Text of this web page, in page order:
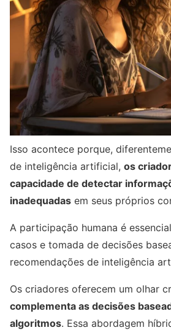
Isso acontece porque,
de inteligência artificial, os
capacidade de detectar
inadequadas em seus próprios
A participação humana é
casos e tomada de decisões
recomendações de inteligência
Os criadores oferecem um olhar
complementa as decisões
algoritmos. Essa abordagem